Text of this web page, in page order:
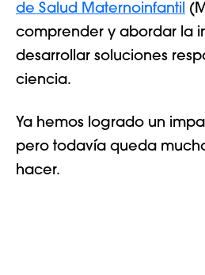
de Salud Maternoinfantil
comprender y abordar la
desarrollar soluciones
ciencia.
Ya hemos logrado un
pero todavía queda
hacer.